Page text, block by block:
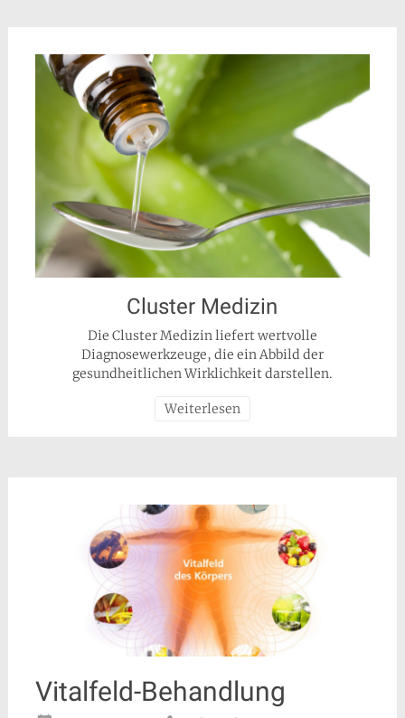
Cluster Medizin
Die Cluster Medizin liefert wertvolle
Diagnosewerkzeuge, die ein Abbild der
gesundheitlichen Wirklichkeit darstellen.
Weiterlesen
Vitalfeld-Behandlung